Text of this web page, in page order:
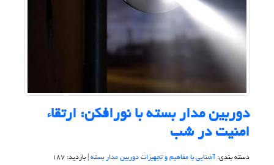
دوربین مدار بسته با نورافکن: ارتقاء
امنیت در شب
دسته بندی: آشنایی با مفاهیم و تجهیزات دوربین مدار بسته | بازدید: 187